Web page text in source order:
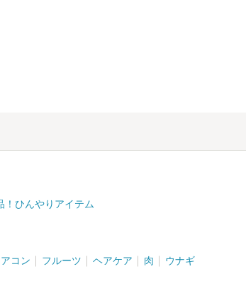
！ひんやりアイテム
コン フルーツ ヘアケア 肉 ウナギ